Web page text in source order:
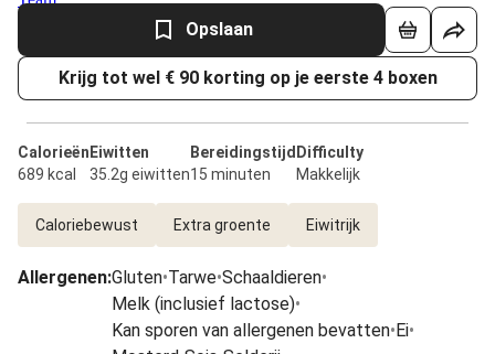
Opslaan
Krijg tot wel € 90 korting op je eerste 4 boxen
Calorieën
689 kcal
Eiwitten
35.2g eiwitten
Bereidingstijd
15 minuten
Difficulty
Makkelijk
Caloriebewust Extra groente Eiwitrijk
Allergenen:Gluten•Tarwe•Schaaldieren•
Melk (inclusief lactose)•
Kan sporen van allergenen bevatten•Ei•